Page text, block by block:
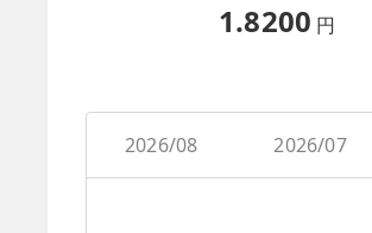
1.8200 円
2026/08 2026/07